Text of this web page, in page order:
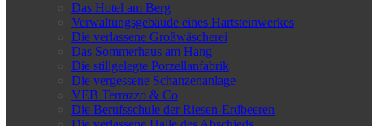
Das Hotel am Berg
Verwaltungsgebäude eines Hartsteinwerkes
Die verlassene Großwäscherei
Das Sommerhaus am Hang
Die stillgelegte Porzellanfabrik
Die vergessene Schanzenanlage
VEB Terrazzo & Co
Die Berufsschule der Riesen-Erdbeeren